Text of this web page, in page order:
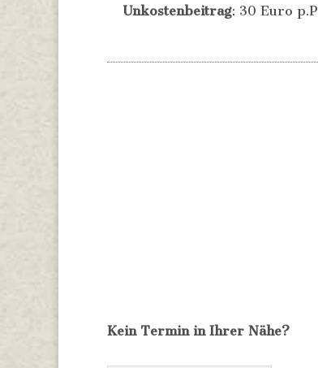
Unkostenbeitrag: 30 Euro p.P
Kein Termin in Ihrer Nähe?